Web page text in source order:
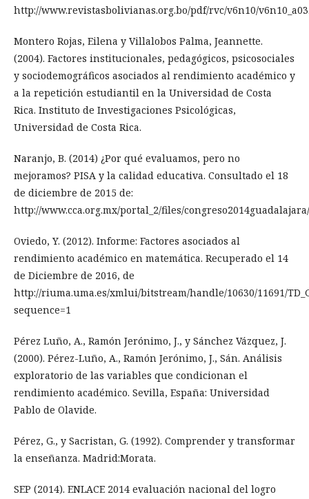
http://www.revistasbolivianas.org.bo/pdf/rvc/v6n10/
Montero Rojas, Eilena y Villalobos Palma, Jeannette.
(2004). Factores institucionales, pedagógicos, psicosociales
y sociodemográficos asociados al rendimiento académico y
a la repetición estudiantil en la Universidad de Costa
Rica. Instituto de Investigaciones Psicológicas,
Universidad de Costa Rica.
Naranjo, B. (2014) ¿Por qué evaluamos, pero no
mejoramos? PISA y la calidad educativa. Consultado el 18
de diciembre de 2015 de:
http://www.cca.org.mx/portal_2/files/
Oviedo, Y. (2012). Informe: Factores asociados al
rendimiento académico en matemática. Recuperado el 14
de Diciembre de 2016, de
http://riuma.uma.es/xmlui/bitstream/handle/10630/11691/
sequence=1
Pérez Luño, A., Ramón Jerónimo, J., y Sánchez Vázquez, J.
(2000). Pérez-Luño, A., Ramón Jerónimo, J., Sán. Análisis
exploratorio de las variables que condicionan el
rendimiento académico. Sevilla, España: Universidad
Pablo de Olavide.
Pérez, G., y Sacristan, G. (1992). Comprender y transformar
la enseñanza. Madrid:Morata.
SEP (2014). ENLACE 2014 evaluación nacional del logro